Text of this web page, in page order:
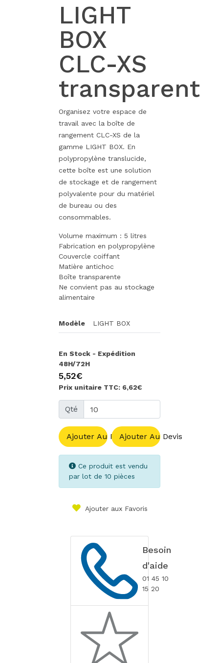
LIGHT
BOX
CLC-XS
transparent
Organisez votre espace de
travail avec la boîte de
rangement CLC-XS de la
gamme LIGHT BOX. En
polypropylène translucide,
cette boîte est une solution
de stockage et de rangement
polyvalente pour du matériel
de bureau ou des
consommables.
Volume maximum : 5 litres
Fabrication en polypropylène
Couvercle coiffant
Matière antichoc
Boîte transparente
Ne convient pas au stockage
alimentaire
Modèle LIGHT BOX
En Stock - Expédition
48H/72H
5,52€
Prix unitaire TTC: 6,62€
Qté
Ajouter Au PanierAjouter Au Devis
Ce produit est vendu
par lot de 10 pièces
Ajouter aux Favoris
Besoin
d'aide
01 45 10
15 20